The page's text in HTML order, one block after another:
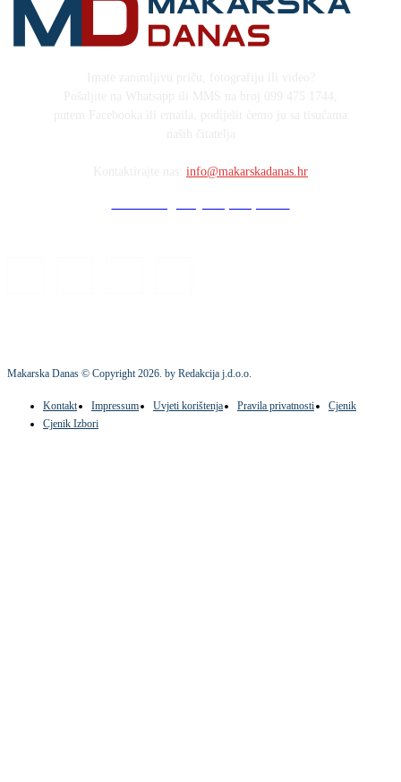
info@makarskadanas.hr
Makarska Danas © Copyright2026. by Redakcija j.d.o.o.
Kontakt Impressum Uvjeti korištenja Pravila privatnosti
Cjenik
Cjenik Izbori